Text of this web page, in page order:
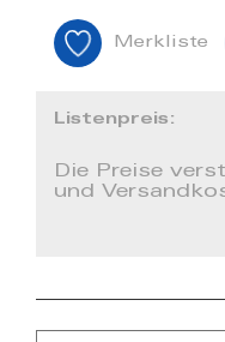
Merkliste
Listenpreis:
Die Preise
und